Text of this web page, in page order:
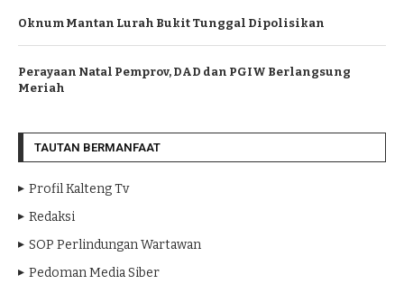
Oknum Mantan Lurah Bukit Tunggal Dipolisikan
Perayaan Natal Pemprov, DAD dan PGIW Berlangsung
Meriah
TAUTAN BERMANFAAT
Profil Kalteng Tv
Redaksi
SOP Perlindungan Wartawan
Pedoman Media Siber